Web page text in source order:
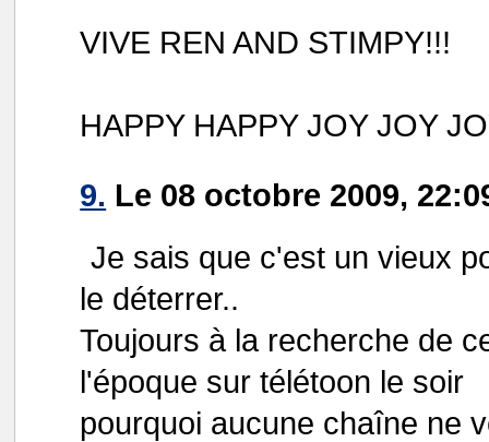
VIVE REN AND STIMPY!!!
HAPPY HAPPY JOY JOY
9. Le 08 octobre 2009,
Je sais que c'est un vieux
le déterrer..
Toujours à la recherche de
l'époque sur télétoon le soir
pourquoi aucune chaîne ne